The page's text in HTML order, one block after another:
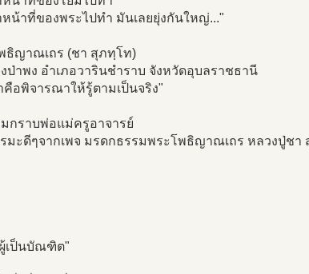
หน้าที่ของพระไปทำ มันเลยยุ่งกันใหญ่..."
ธิญาณเถร (ชา สุภทฺโท)
ป่าพง อำเภอวารินชำราบ จังหวัดอุบลราชธานี
คือพิจารณาให้รู้ตามเป็นจริง"
กราบพ่อแม่ครูอาจารย์
มะดีๆจากเพจ มรดกธรรมพระโพธิญาณเถร หลวงปู่ชา
เป็นบัณฑิต"